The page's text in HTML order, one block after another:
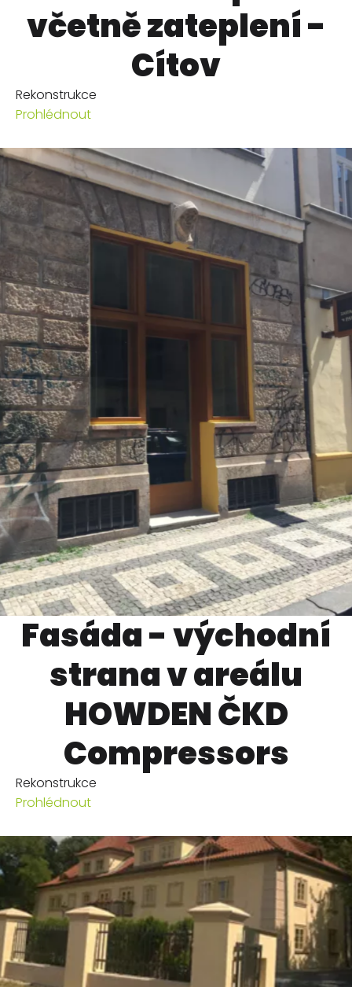
včetně zateplení -
Cítov
Rekonstrukce
Prohlédnout
Fasáda - východní
strana v areálu
HOWDEN ČKD
Compressors
Rekonstrukce
Prohlédnout